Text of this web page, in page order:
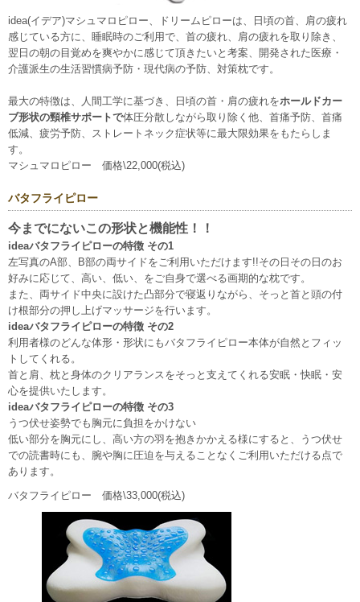
【新規掲載！】株式会社EffortlessConsulting（東京都港
区）：ペプチドが筋トレにどのような効果があるのかを解説。成果を高
めたいジム会員に提案できるぺプチド商品もご提案します。
5月13日【新規掲載！】株式会社アクスト東日本（横浜市）：業務用
呼び出しベルとしてベルスターは高い耐久性と長距離通信、手厚いサポ
4月6日【新規掲載！】エトワール ピアノ・チェロ教室（川崎市）：
高津区（溝の口・二子新地）を中心に、ご自宅で学べる出張型のピア
ノ・チェロ教室。お子様から大人まで、一人ひとりに寄り添った丁寧な
レッスンを行ってい
3月31日 【新規掲載！】株式会社天龍産業（茅ヶ崎市）：湘南エリア
売買まで一貫対応。周辺環境に配慮した安全な施工で、解体後の土地活
3月27日【新規掲載！】iTeen 湘南ベース校（藤沢市）：初心者でも安
心して学べる、小学生・中学生対象の個別指導プログラミングスクール
です。
3月11日 株式会社クリアス（横浜市）：リクシル・TOTO・パナソニッ
ク等のユニットバスを最大70％OFF。マンション・戸建てのお風呂のリ
フォームは安心してご相談ください。
3月6日家族葬のそうえん町田鶴川ホール（東京都町田市）：儀式とし
ての葬儀に捉われず故人様、ご遺族様の想いに寄り添った家族葬（31万
円～）をご提案します。一日葬・直葬にも対応。365日24時間TEL対応。
2月27日【新規掲載！】Lucefata[ルーチェファータ]（横浜市）：シン
グルマザー・ひとり親向けの結婚相談所。丁寧な婚活サポートで出会い
から成婚まで支援します。無料相談受付中！
2月27日【新規掲載！】有限会社シンセツ（秦野市）：上下水道設備
工事や給湯器交換・水まわりリフォームを手がけ、キッチン・浴室・ト
イレなど住まいの快適生活を地域密着でサポートします。
2月26日
東区）：産業用ノズルVarioSprayシリーズは安定したスプレーで非常に
【リニューアル！】ティックコーポレーション株式会社（台
東区）：工場・倉庫の暑さ対策を後付けで実現するミスト噴霧システ
ム。機器や段ボールもミストで濡らすことなく高温から守ります。
>>バックナンバー
idea(イデア)マシュマロピロー、ドリームピローは、日頃の首、肩の疲れ
感じている方に、睡眠時のご利用で、首の疲れ、肩の疲れを取り除き、
翌日の朝の目覚めを爽やかに感じて頂きたいと考案、開発された医療・
介護派生の生活習慣病予防・現代病の予防、対策枕です。
最大の特徴は、人間工学に基づき、日頃の首・肩の疲れをホールドカー
ブ形状の頸椎サポートで体圧分散しながら取り除く他、首痛予防、首痛
低減、疲労予防、ストレートネック症状等に最大限効果をもたらしま
す。
マシュマロピロー 価格\22,000(税込)
バタフライピロー
今までにないこの形状と機能性！！
ideaバタフライピローの特徴 その1
左写真のA部、B部の両サイドをご利用いただけます!!その日その日のお
好みに応じて、高い、低い、をご自身で選べる画期的な枕です。
また、両サイド中央に設けた凸部分で寝返りながら、そっと首と頭の付
け根部分の押し上げマッサージを行います。
ideaバタフライピローの特徴 その2
利用者様のどんな体形・形状にもバタフライピロー本体が自然とフィッ
トしてくれる。
首と肩、枕と身体のクリアランスをそっと支えてくれる安眠・快眠・安
心を提供いたします。
ideaバタフライピローの特徴 その3
うつ伏せ姿勢でも胸元に負担をかけない
低い部分を胸元にし、高い方の羽を抱きかかえる様にすると、うつ伏せ
での読書時にも、腕や胸に圧迫を与えることなくご利用いただける点で
あります。
バタフライピロー 価格\33,000(税込)